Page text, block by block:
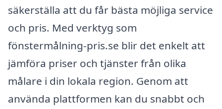
säkerställa att du får bästa möjliga service
och pris. Med verktyg som
fönstermålning-pris.se blir det enkelt att
jämföra priser och tjänster från olika
målare i din lokala region. Genom att
använda plattformen kan du snabbt och